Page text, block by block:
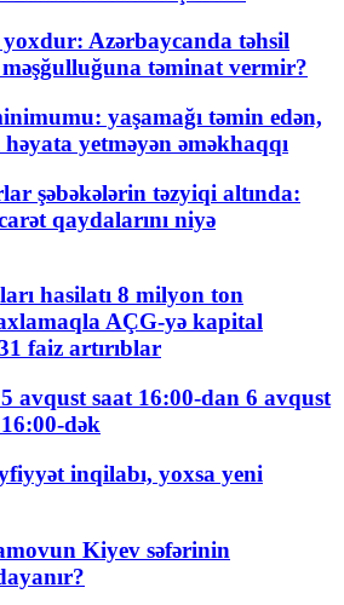
Azərbaycanda təhsil
təminat vermir?
yaşamağı təmin edən,
yetməyən əməkhaqqı
şəbəkələrin təzyiqi altında:
qaydalarını niyə
hasilatı 8 milyon ton
AÇG-yə kapital
faiz artırıblar
avqust saat 16:00-dan 6 avqust
dək
inqilabı, yoxsa yeni
Kiyev səfərinin